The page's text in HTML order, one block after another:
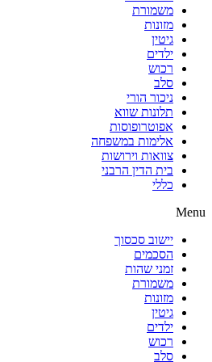
משמורת
מזונות
גיטין
ילדים
רכוש
סלב
ניכור הורי
תלונות שווא
אפוטרופוסות
אלימות במשפחה
צוואות וירושות
בית הדין הרבני
כללי
Menu
יישוב סכסוך
הסכמים
זמני שהות
משמורת
מזונות
גיטין
ילדים
רכוש
סלב